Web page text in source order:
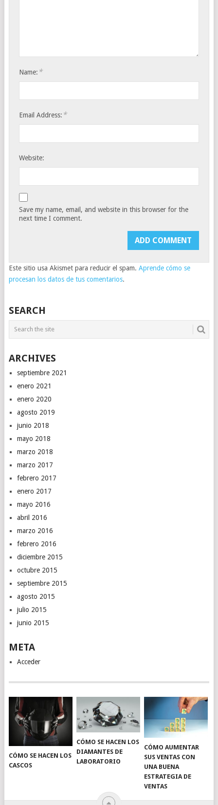
Name: *
Email Address: *
Website:
Save my name, email, and website in this browser for the
next time I comment.
Este sitio usa Akismet para reducir el spam. Aprende cómo se
procesan los datos de tus comentarios.
SEARCH
ARCHIVES
septiembre 2021
enero 2021
enero 2020
agosto 2019
junio 2018
mayo 2018
marzo 2018
marzo 2017
febrero 2017
enero 2017
mayo 2016
abril 2016
marzo 2016
febrero 2016
diciembre 2015
octubre 2015
septiembre 2015
agosto 2015
julio 2015
junio 2015
META
Acceder
CÓMO SE HACEN LOS
CASCOS
CÓMO SE HACEN LOS
DIAMANTES DE
LABORATORIO
CÓMO AUMENTAR
SUS VENTAS CON
UNA BUENA
ESTRATEGIA DE
VENTAS